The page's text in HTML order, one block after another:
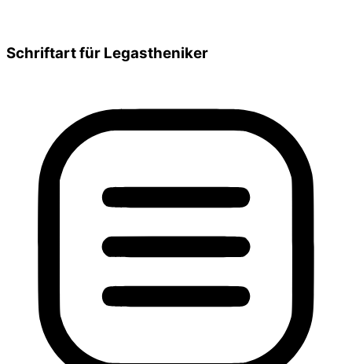
Schriftart für Legastheniker